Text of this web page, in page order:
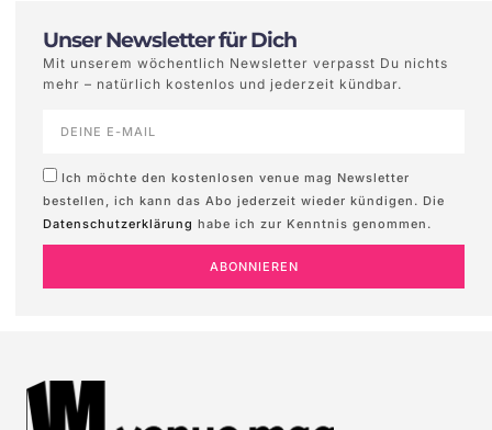
Unser Newsletter für Dich
Mit unserem wöchentlich Newsletter verpasst Du nichts
mehr – natürlich kostenlos und jederzeit kündbar.
Ich möchte den kostenlosen venue mag Newsletter
bestellen, ich kann das Abo jederzeit wieder kündigen. Die
Datenschutzerklärung habe ich zur Kenntnis genommen.
ABONNIEREN